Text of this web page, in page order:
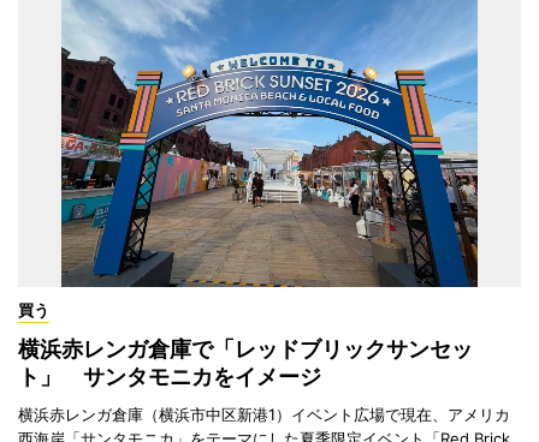
買う
横浜赤レンガ倉庫で「レッドブリックサンセッ
ト」 サンタモニカをイメージ
横浜赤レンガ倉庫（横浜市中区新港1）イベント広場で現在、アメリカ
西海岸「サンタモニカ」をテーマにした夏季限定イベント「Red Brick